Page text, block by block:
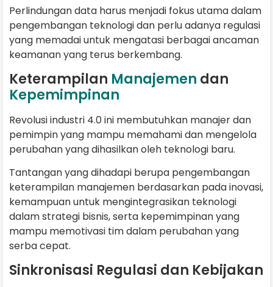
Perlindungan data harus menjadi fokus utama dalam
pengembangan teknologi dan perlu adanya regulasi
yang memadai untuk mengatasi berbagai ancaman
keamanan yang terus berkembang.
Keterampilan Manajemen dan
Kepemimpinan
Revolusi industri 4.0 ini membutuhkan manajer dan
pemimpin yang mampu memahami dan mengelola
perubahan yang dihasilkan oleh teknologi baru.
Tantangan yang dihadapi berupa pengembangan
keterampilan manajemen berdasarkan pada inovasi,
kemampuan untuk mengintegrasikan teknologi
dalam strategi bisnis, serta kepemimpinan yang
mampu memotivasi tim dalam perubahan yang
serba cepat.
Sinkronisasi Regulasi dan Kebijakan